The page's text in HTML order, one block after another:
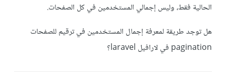
الحالية فقط، وليس إجمالي المستخدمين في كل الصفحات.
هل توجد طريقة لمعرفة إجمال المستخدمين في ترقيم للصفحات
pagination في لارافيل laravel؟